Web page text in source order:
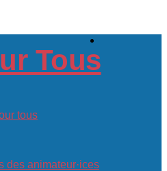
tous
des animateur·ices